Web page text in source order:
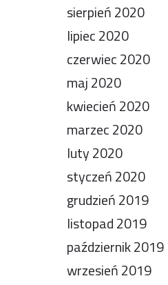
sierpień 2020
lipiec 2020
czerwiec 2020
maj 2020
kwiecień 2020
marzec 2020
luty 2020
styczeń 2020
grudzień 2019
listopad 2019
październik 2019
wrzesień 2019